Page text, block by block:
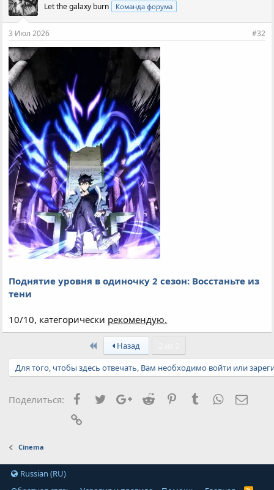
Let the galaxy burn Команда форума
3 Июл 2026 #32
Поднятие уровня в одиночку 2 сезон: Восстаньте из
тени
10/10, категорически рекомендую.
First Назад
Для того, чтобы здесь отвечать, Вам необходимо войти или
Поделиться: Facebook
TwitterGoogle+
Reddit PinterestTumblrWhatsApp
Cinema
Russian (RU)